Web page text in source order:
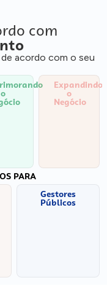
com
acordo com o seu
o
Expandindo
o
Negócio
PARA
Gestores
Públicos